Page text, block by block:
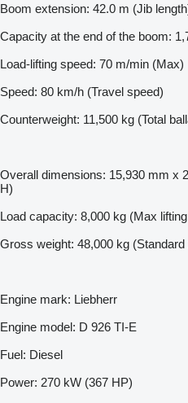
Boom extension: 42.0 m (Jib
Capacity at the end of the boom:
Load-lifting speed: 70 m/min (Max)
Speed: 80 km/h (Travel speed)
Counterweight: 11,500 kg (Total
Overall dimensions: 15,930 mm x
H)
Load capacity: 8,000 kg (Max
Gross weight: 48,000 kg (Standard
Engine mark: Liebherr
Engine model: D 926 TI-E
Fuel: Diesel
Power: 270 kW (367 HP)